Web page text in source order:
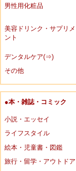
男性用化粧品
美容ドリンク・サプリメ
ント
デンタルケア(⇒)
その他
●本・雑誌・コミック
小説・エッセイ
ライフスタイル
絵本・児童書・図鑑
旅行・留学・アウトドア